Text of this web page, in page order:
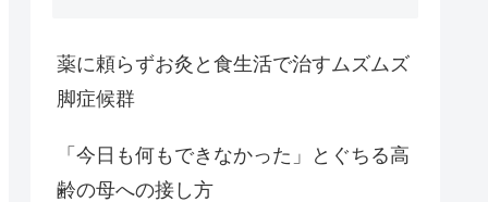
薬に頼らずお灸と食生活で治すムズムズ
脚症候群
「今日も何もできなかった」とぐちる高
齢の母への接し方